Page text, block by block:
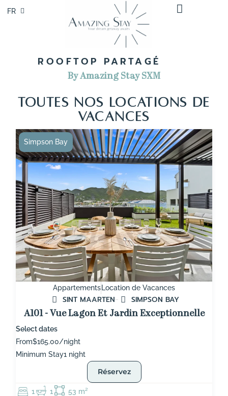
FR
EN
ROOFTOP PARTAGÉ
By Amazing Stay SXM
TOUTES NOS LOCATIONS DE
VACANCES
Appartements Location de Vacances
SINT MAARTEN
SIMPSON BAY
A101 - Vue Lagon Et Jardin Exceptionnelle
Select dates
From$165.00/night
Minimum Stay1 night
Réservez
1 1 53 m²
Simpson Bay